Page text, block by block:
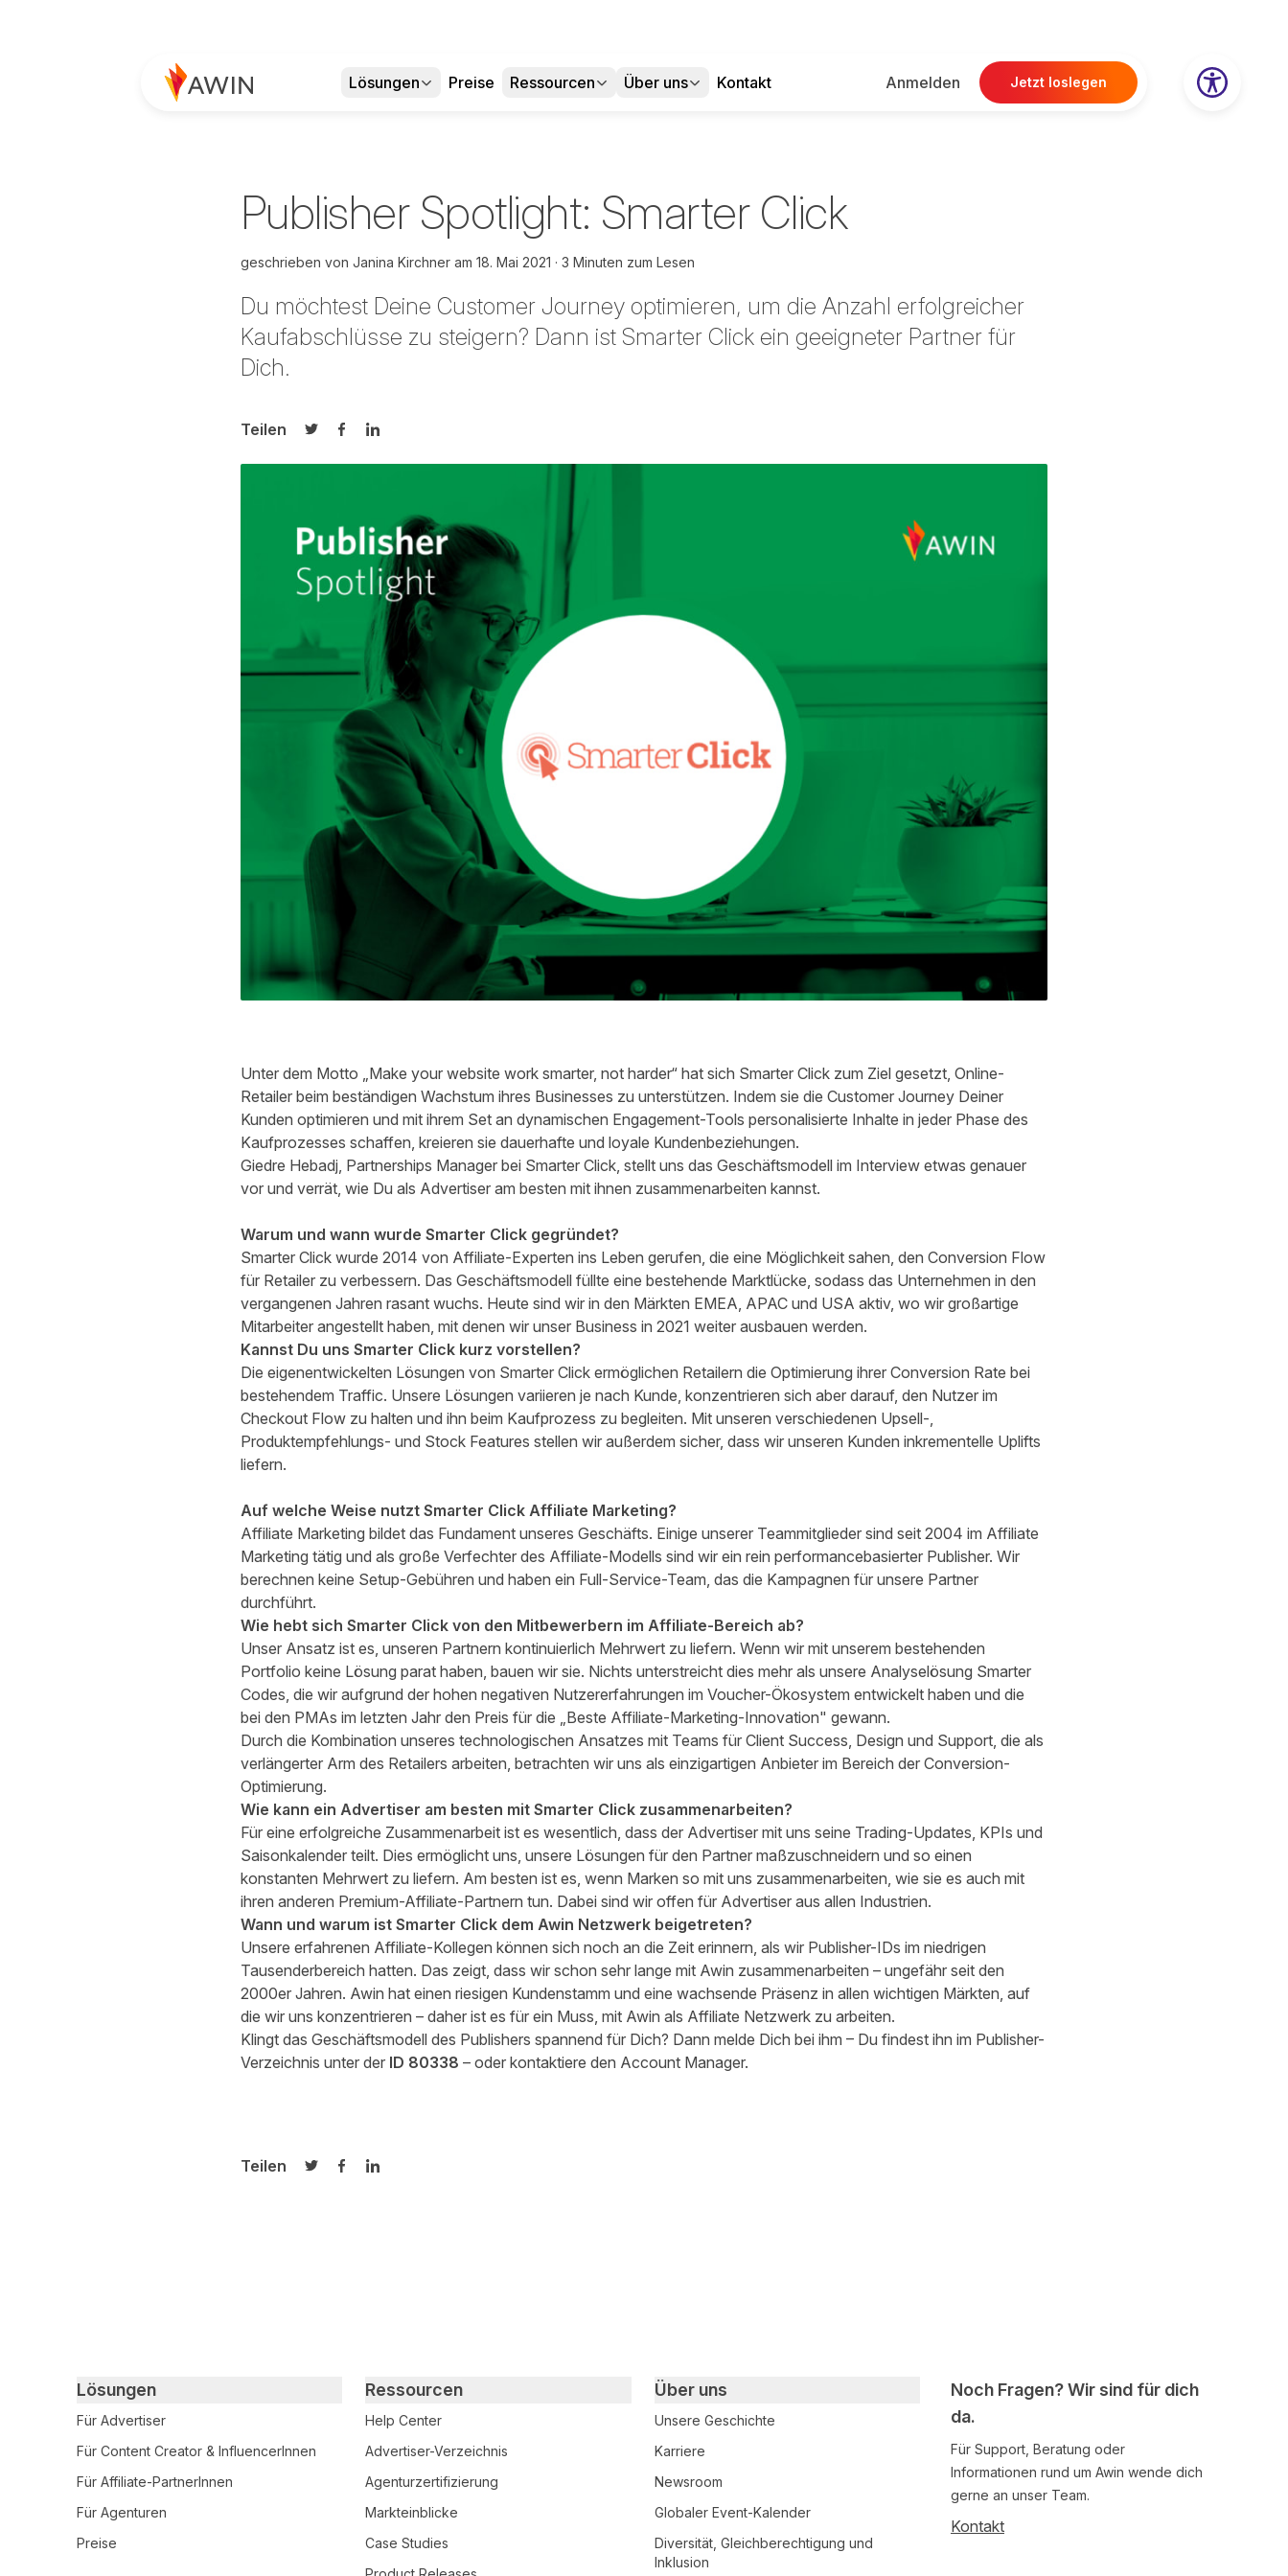
Lösungen Preise Ressourcen Über uns Kontakt Anmelden Jetzt loslegen
Publisher Spotlight: Smarter Click
geschrieben von Janina Kirchneram 18. Mai 2021 3 Minuten zum Lesen
Du möchtest Deine Customer Journey optimieren, um die Anzahl erfolgreicher
Kaufabschlüsse zu steigern? Dann ist Smarter Click ein geeigneter Partner für
Dich.
Teilen
Auf Twitter teilen
Auf Facebook teilen
Auf LinkedIn teilen
Unter dem Motto „Make your website work smarter, not harder“ hat sich Smarter Click zum Ziel gesetzt, Online-
Retailer beim beständigen Wachstum ihres Businesses zu unterstützen. Indem sie die Customer Journey Deiner
Kunden optimieren und mit ihrem Set an dynamischen Engagement-Tools personalisierte Inhalte in jeder Phase des
Kaufprozesses schaffen, kreieren sie dauerhafte und loyale Kundenbeziehungen.
Giedre Hebadj, Partnerships Manager bei Smarter Click, stellt uns das Geschäftsmodell im Interview etwas genauer
vor und verrät, wie Du als Advertiser am besten mit ihnen zusammenarbeiten kannst.
Warum und wann wurde Smarter Click gegründet?
Smarter Clickwurde 2014 von Affiliate-Experten ins Leben gerufen, die eine Möglichkeit sahen, den Conversion Flow
für Retailer zu verbessern. Das Geschäftsmodell füllte eine bestehende Marktlücke, sodass das Unternehmen in den
vergangenen Jahren rasant wuchs. Heute sind wir in den Märkten EMEA, APAC und USA aktiv, wo wir großartige
Mitarbeiter angestellt haben, mit denen wir unser Business in 2021 weiter ausbauen werden.
Kannst Du uns Smarter Click kurz vorstellen?
Die eigenentwickelten Lösungen von Smarter Click ermöglichen Retailern die Optimierung ihrer Conversion Rate bei
bestehendem Traffic. Unsere Lösungen variieren je nach Kunde, konzentrieren sich aber darauf, den Nutzer im
Checkout Flow zu halten und ihn beim Kaufprozess zu begleiten. Mit unseren verschiedenen Upsell-,
Produktempfehlungs- und Stock Features stellen wir außerdem sicher, dass wir unseren Kunden inkrementelle Uplifts
liefern.
Auf welche Weise nutzt Smarter Click Affiliate Marketing?
Affiliate Marketing bildet das Fundament unseres Geschäfts. Einige unserer Teammitglieder sind seit 2004 im Affiliate
Marketing tätig und als große Verfechter des Affiliate-Modells sind wir ein rein performancebasierter Publisher. Wir
berechnen keine Setup-Gebühren und haben ein Full-Service-Team, das die Kampagnen für unsere Partner
durchführt.
Wie hebt sich Smarter Click von den Mitbewerbern im Affiliate-Bereich ab?
Unser Ansatz ist es, unseren Partnern kontinuierlich Mehrwert zu liefern. Wenn wir mit unserem bestehenden
Portfolio keine Lösung parat haben, bauen wir sie. Nichts unterstreicht dies mehr als unsere Analyselösung Smarter
Codes, die wir aufgrund der hohen negativen Nutzererfahrungen im Voucher-Ökosystem entwickelt haben und die
bei den PMAs im letzten Jahr den Preis für die „Beste Affiliate-Marketing-Innovation" gewann.
Durch die Kombination unseres technologischen Ansatzes mit Teams für Client Success, Design und Support, die als
verlängerter Arm des Retailers arbeiten, betrachten wir uns als einzigartigen Anbieter im Bereich der Conversion-
Optimierung.
Wie kann ein Advertiser am besten mit Smarter Click zusammenarbeiten?
Für eine erfolgreiche Zusammenarbeit ist es wesentlich, dass der Advertiser mit uns seine Trading-Updates, KPIs und
Saisonkalender teilt. Dies ermöglicht uns, unsere Lösungen für den Partner maßzuschneidern und so einen
konstanten Mehrwert zu liefern. Am besten ist es, wenn Marken so mit uns zusammenarbeiten, wie sie es auch mit
ihren anderen Premium-Affiliate-Partnern tun. Dabei sind wir offen für Advertiser aus allen Industrien.
Wann und warum ist Smarter Click dem Awin Netzwerk beigetreten?
Unsere erfahrenen Affiliate-Kollegen können sich noch an die Zeit erinnern, als wir Publisher-IDs im niedrigen
Tausenderbereich hatten. Das zeigt, dass wir schon sehr lange mit Awin zusammenarbeiten – ungefähr seit den
2000er Jahren. Awin hat einen riesigen Kundenstamm und eine wachsende Präsenz in allen wichtigen Märkten, auf
die wir uns konzentrieren – daher ist es für ein Muss, mit Awin als Affiliate Netzwerk zu arbeiten.
Klingt das Geschäftsmodell des Publishers spannend für Dich? Dann melde Dich bei ihm – Du findest ihn im Publisher-
Verzeichnis unter der ID 80338 – oder kontaktiere den Account Manager.
Teilen
Auf Twitter teilen
Auf Facebook teilen
Auf LinkedIn teilen
Noch Fragen? Wir sind für dich
da.
Für Support, Beratung oder
Informationen rund um Awin wende dich
gerne an unser Team.
Kontakt
Primary footer navigation
Lösungen
Für Advertiser
Für Content Creator & InfluencerInnen
Für Affiliate-PartnerInnen
Für Agenturen
Preise
Ressourcen
Help Center
Advertiser-Verzeichnis
Agenturzertifizierung
Markteinblicke
Case Studies
Über uns
Unsere Geschichte
Karriere
Newsroom
Globaler Event-Kalender
Diversität, Gleichberechtigung und
Inklusion